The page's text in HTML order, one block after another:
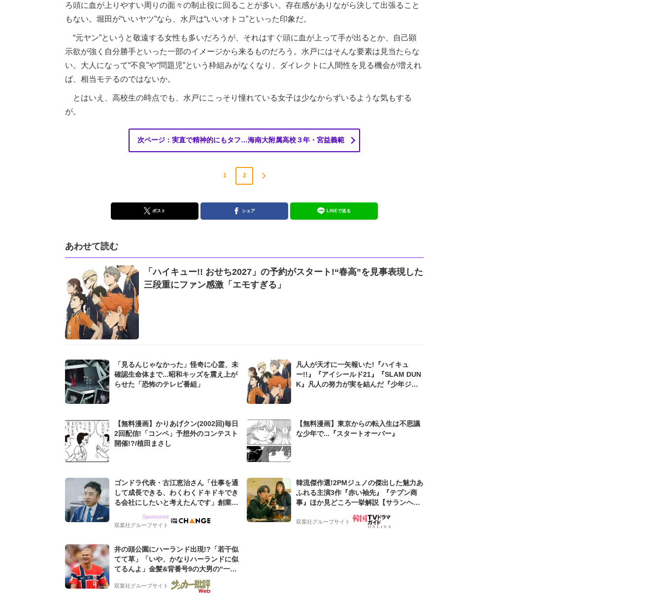
ろ頭に血が上りやすい周りの面々の制止役に回ることが多い。存在感がありながら決して出張ること
もない。堀田が“いいヤツ”なら、水戸は“いいオトコ”といった印象だ。
“元ヤン”というと敬遠する女性も多いだろうが、それはすぐ頭に血が上って手が出るとか、自己顕
示欲が強く自分勝手といった一部のイメージから来るものだろう。水戸にはそんな要素は見当たらな
い。大人になって“不良”や“問題児”という枠組みがなくなり、ダイレクトに人間性を見る機会が増えれ
ば、相当モテるのではないか。
とはいえ、高校生の時点でも、水戸にこっそり憧れている女子は少なからずいるような気もする
が。
次ページ：実直で精神的にもタフ…海南大附属高校３年・宮益義範
1 2
ポスト シェア LINEで送る
あわせて読む
「ハイキュー!! おせち2027」の予約がスタート!“春高”を見事表現した
三段重にファン感激「エモすぎる」
「見るんじゃなかった」怪奇に心霊、未
確認生命体まで...昭和キッズを震え上が
らせた「恐怖のテレビ番組」
凡人が天才に一矢報いた!『ハイキュ
ー!!』『アイシールド21』『SLAM DUN
K』凡人の努力が実を結んだ『少年ジャ
【無料漫画】かりあげクン(2002回)毎日
2回配信!「コンペ」予想外のコンテスト
開催!?/植田まさし
【無料漫画】東京からの転入生は不思議
な少年で...『スタートオーバー』
ゴンドラ代表・古江恵治さん「仕事を通
して成長できる、わくわくドキドキでき
る会社にしたいと考えたんです」創業来
グ会社のアイデンティティ
Sponsored
双葉社グループサイト
韓流傑作選!2PMジュノの傑出した魅力あ
ふれる主演3作『赤い袖先』『テプン商
事』ほか見どころ一挙解説【サランヘジ
双葉社グループサイト
井の頭公園にハーランド出現!?「若干似
てて草」「いや、かなりハーランドに似
てるんよ」金髪&背番号9の大男の“一人
バイキング・ロー”映像が話題!「元気を
もらった」
双葉社グループサイト